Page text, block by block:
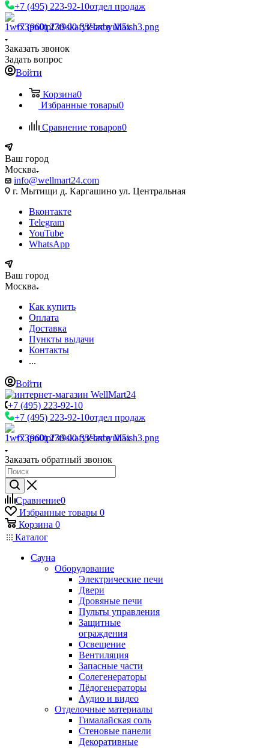
+7 (495) 223-92-10отдел продаж
+7 (960) 230-00-33Чат в Max
Заказать звонок
Задать вопрос
Войти
Корзина0
Избранные товары0
Сравнение товаров0
Ваш город
Москва
info@wellmart24.com
г. Мытищи д. Каргашино ул. Центральная
Вконтакте
Telegram
YouTube
WhatsApp
Ваш город
Москва
Как купить
Оплата
Доставка
Пункты выдачи
Контакты
...
Войти
+7 (495) 223-92-10
+7 (495) 223-92-10отдел продаж
+7 (960) 230-00-33Чат в Max
Заказать обратный звонок
Сравнение0
Избранные товары 0
Корзина 0
Каталог
Сауна
Оборудование
Электрические печи
Двери
Дровяные печи
Пульты управления
Защитные
ограждения
Освещение
Вентиляция
Запасные части
Солегенераторы
Лёдогенераторы
Аудио и видео
Отделочные материалы
Гималайская соль
Стеновые панели
Декоративные